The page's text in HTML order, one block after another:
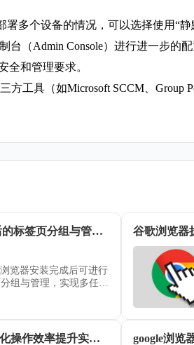
多个设备的情况，可以选择使用“静
台（Admin Console）进行进一步的
全和管理要求。
工具（如Microsoft SCCM、Group
Google浏览器安装完成后的标签页分组与管理技巧
浏览器安装完成后可进行
组与管理，实现多任务
谷歌浏览器
google浏览器视频缓存优化操作效率提升实测报告 google浏览